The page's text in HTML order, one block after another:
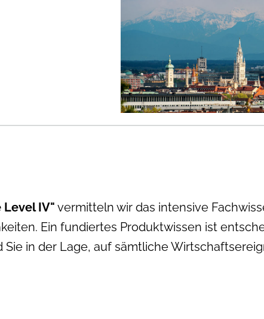
IV" vermitteln wir das intensive
Ein fundiertes Produktwissen ist
in der Lage, auf sämtliche